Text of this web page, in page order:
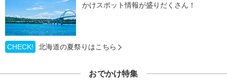
かけスポット情報が盛りだくさん！
CHECK! 北海道の夏祭りはこちら
おでかけ特集